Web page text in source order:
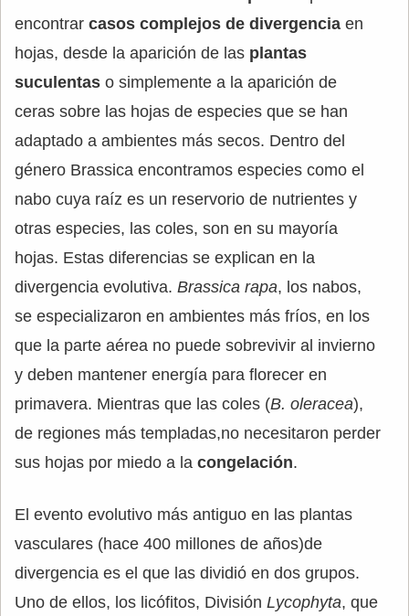
encontrar casos complejos de divergencia en
hojas, desde la aparición de las plantas
suculentas o simplemente a la aparición de
ceras sobre las hojas de especies que se han
adaptado a ambientes más secos. Dentro del
género Brassica encontramos especies como el
nabo cuya raíz es un reservorio de nutrientes y
otras especies, las coles, son en su mayoría
hojas. Estas diferencias se explican en la
divergencia evolutiva. Brassica rapa, los nabos,
se especializaron en ambientes más fríos, en los
que la parte aérea no puede sobrevivir al invierno
y deben mantener energía para florecer en
primavera. Mientras que las coles (B. oleracea),
de regiones más templadas,no necesitaron perder
sus hojas por miedo a la congelación.
El evento evolutivo más antiguo en las plantas
vasculares (hace 400 millones de años)de
divergencia es el que las dividió en dos grupos.
Uno de ellos, los licófitos, División Lycophyta, que